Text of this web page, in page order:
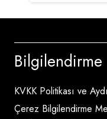
Bilgilendirme
KVKK Politikası ve
Çerez Bilgilendirme